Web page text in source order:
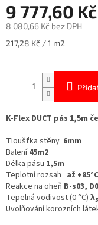
9 777,60 Kč
8 080,66 Kč bez DPH
Měrná
217,28 Kč / 1 m2
K-Flex DUCT pás 1,5m
Tloušťka stěny 6mm
Balení45m2
Délka pásu 1,5m
Teplotní rozsah až +85°C
Reakce na oheň B-s03, D0
Tepelná vodivost (0 °C) λ
Uvolňování korozních